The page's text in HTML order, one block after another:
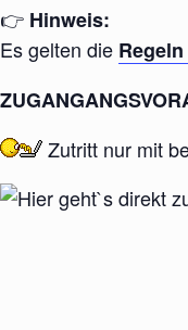
👉 Hinweis:
Es gelten die
Zutritt nur mit